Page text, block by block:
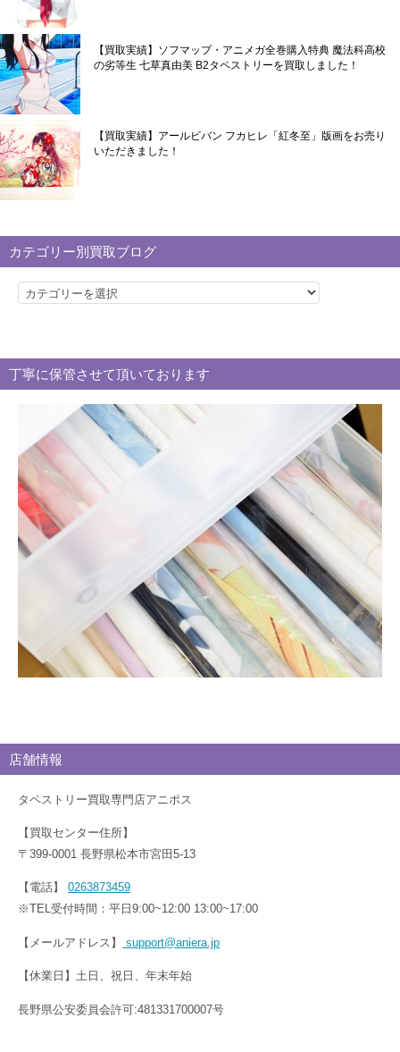
【買取実績】ソフマップ・アニメガ全巻購入特典 魔法科高校
の劣等生 七草真由美 B2タペストリーを買取しました！
【買取実績】アールビバン フカヒレ「紅冬至」版画をお売り
いただきました！
カテゴリー別買取ブログ
カ
リ
ー
ロ
グ
丁寧に保管させて頂いております
店舗情報
タペストリー買取専門店アニポス
【買取センター住所】
〒399-0001 長野県松本市宮田5-13
【電話】 0263873459
※TEL受付時間：平日9:00~12:00 13:00~17:00
【メールアドレス】 support@aniera.jp
【休業日】土日、祝日、年末年始
長野県公安委員会許可:481331700007号